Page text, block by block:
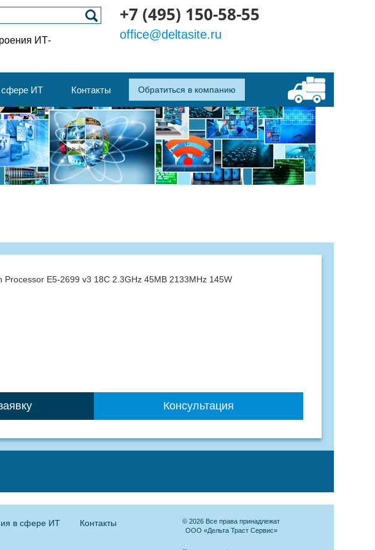
ИТ-
+7 (495) 150-58-55
office@deltasite.ru
сфере ИТ Контакты Обратиться в компанию
Processor E5-2699 v3 18C 2.3GHz 45MB 2133MHz 145W
Консультация
в сфере ИТ Контакты
© 2026 Все права принадлежат
ООО «Дельта Траст Сервис»